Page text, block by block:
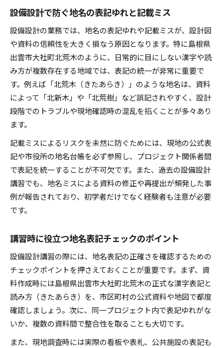
設備設計で防ぐ地名の表記ゆれと記載ミス
設備設計の業務では、地名の表記ゆれや記載ミスが、設計図
や資料の信頼性を大きく損なう原因となります。特に島根県
出雲市大社町北荒木のように、日常的に目にしない漢字や読
み方が複数存在する地域では、表記の統一が非常に重要で
す。例えば「北荒木（きたあらき）」のような地名は、資料
によって「北新木」や「北荒樹」など誤記されやすく、設計
段階でのトラブルや現地確認時の混乱を招くことが多々あり
ます。
記載ミスによるリスクを未然に防ぐためには、現地の公式表
記や市役所の地名台帳を必ず参照し、プロジェクト関係者間
で表記を統一することが不可欠です。また、過去の設備設計
講習でも、地名ミスによる資料の修正や再提出が頻発した事
例が報告されており、初学者だけでなく経験者も注意が必要
です。
講習時に役立つ地名表記チェックのポイント
設備設計講習の際には、地名表記の正確さを確認するための
チェックポイントを押さえておくことが重要です。まず、資
料作成時には島根県出雲市大社町北荒木の正式な漢字表記と
読み方（きたあらき）を、市区町村の公式資料や地図で都度
確認しましょう。次に、同一プロジェクト内で表記ゆれがな
いか、複数の資料間で整合性を取ることも大切です。
また、現地調査時には実際の看板や表札、公共施設の表記も